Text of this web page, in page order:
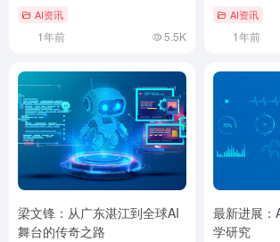
AI资讯
1年前 5.5K
AI资讯
1年前
梁文锋：从广东湛江到全球AI
舞台的传奇之路
最新进展：
学研究